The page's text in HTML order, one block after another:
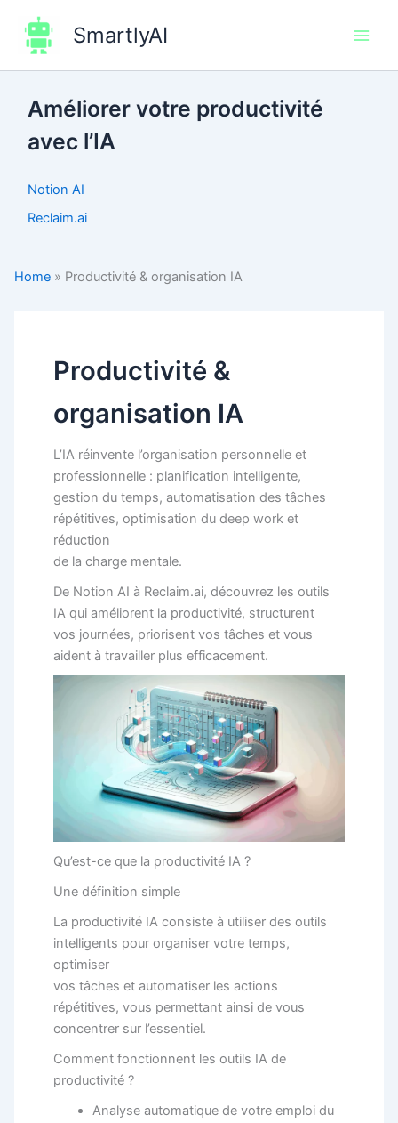
contenu
SmartlyAI
Home » Productivité & organisation IA
Productivité &
organisation IA
L’IA réinvente l’organisation personnelle et
professionnelle : planification intelligente,
gestion du temps, automatisation des tâches
répétitives, optimisation du deep work et
réduction
de la charge mentale.
De Notion AI à Reclaim.ai, découvrez les outils
IA qui améliorent la productivité, structurent
vos journées, priorisent vos tâches et vous
aident à travailler plus efficacement.
Qu’est-ce que la productivité IA ?
Une définition simple
La productivité IA consiste à utiliser des outils
intelligents pour organiser votre temps,
optimiser
vos tâches et automatiser les actions
répétitives, vous permettant ainsi de vous
concentrer sur l’essentiel.
Comment fonctionnent les outils IA de
productivité ?
Analyse automatique de votre emploi du
Améliorer votre productivité
avec l’IA
Notion AI
Reclaim.ai